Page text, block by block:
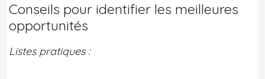
Conseils pour identifier les meilleures
opportunités
Listes pratiques :